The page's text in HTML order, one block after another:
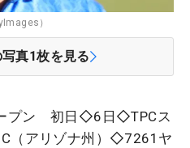
）
真1枚を見る
プン 初日◇6日◇TPCス
（アリゾナ州）◇7261ヤ